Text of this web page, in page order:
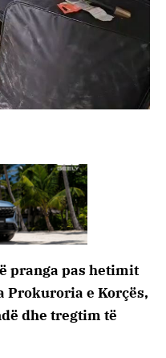
pranga pas hetimit
Prokuroria e Korçës,
dhe tregtim të